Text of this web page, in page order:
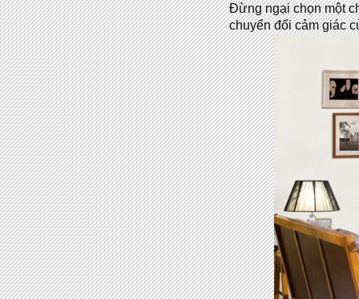
Đừng ngại chọn một
chuyển đổi cảm giác